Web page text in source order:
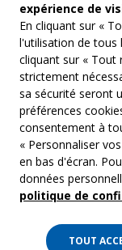
expérience de
En cliquant sur «
l'utilisation de tous
cliquant sur « Tout
strictement
sa sécurité seront
préférences
consentement à
« Personnaliser
en bas d'écran.
données
politique de
TOUT